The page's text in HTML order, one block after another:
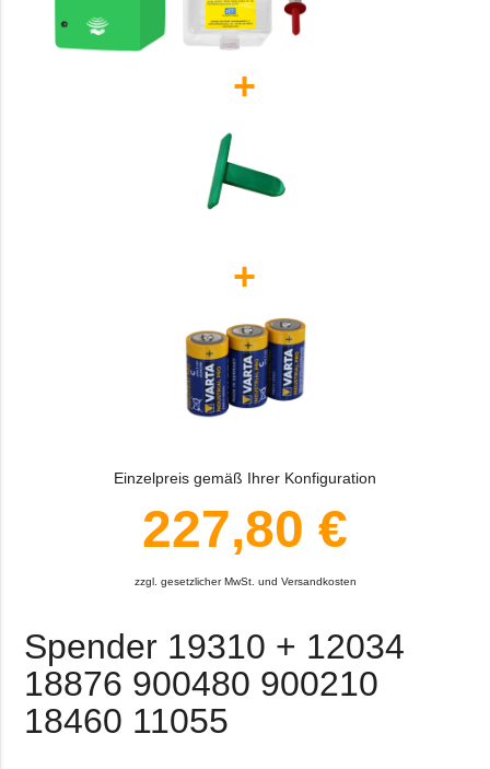
+
+
Einzelpreis gemäß Ihrer Konfiguration
227,80 €
zzgl. gesetzlicher MwSt. und Versandkosten
Spender 19310 + 12034
18876 900480 900210
18460 11055